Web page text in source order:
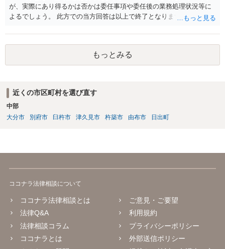
が、実際にあり得るかは否かは委任事項や委任後の業務処理状況等に
よるでしょう。 此方での当方回答は以上で終了となりますが、参考に
もっとみる
近くの市区町村を選び直す
中部
大分市
別府市 臼杵市 津久見市 杵築市 由布市 日出町
ココナラ法律相談について
ココナラ法律相談とは
法律Q&A
法律相談コラム
ココナラとは
ご意見・ご要望
利用規約
プライバシーポリシー
外部送信ポリシー